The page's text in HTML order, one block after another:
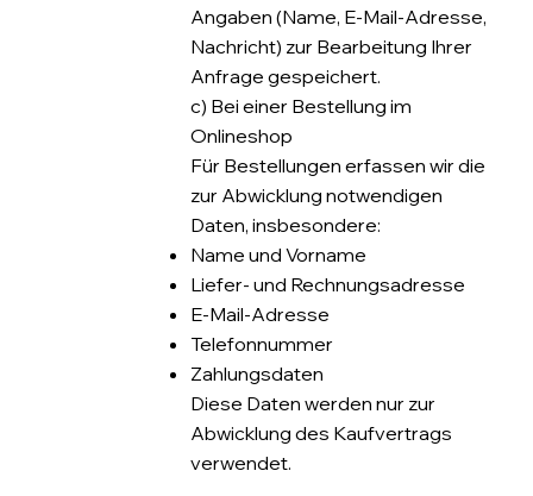
Angaben (Name, E-Mail-Adresse,
Nachricht) zur Bearbeitung Ihrer
Anfrage gespeichert.
c) Bei einer Bestellung im
Onlineshop
Für Bestellungen erfassen wir die
zur Abwicklung notwendigen
Daten, insbesondere:
Name und Vorname
Liefer- und Rechnungsadresse
E-Mail-Adresse
Telefonnummer
Zahlungsdaten
Diese Daten werden nur zur
Abwicklung des Kaufvertrags
verwendet.